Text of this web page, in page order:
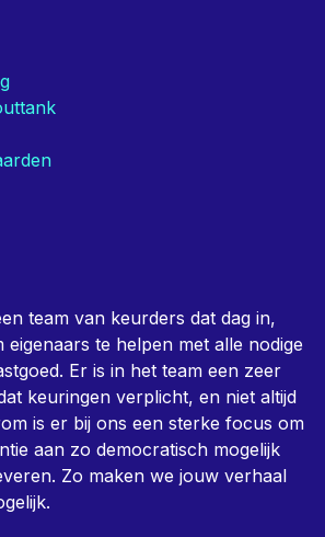
team van keurders dat dag in,
eigenaars te helpen met alle nodige
Er is in het team een zeer
keuringen verplicht, en niet altijd
is er bij ons een sterke focus om
aan zo democratisch mogelijk
Zo maken we jouw verhaal